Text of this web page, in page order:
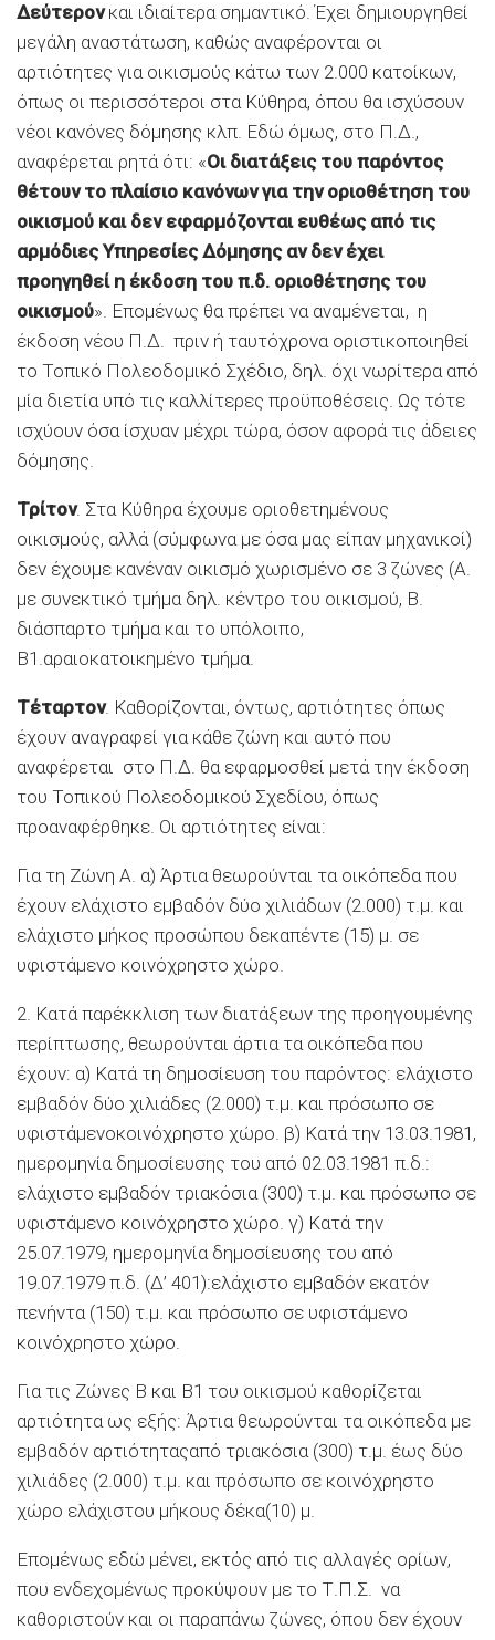
Δεύτερονκαι ιδιαίτερα σημαντικό. Έχει δημιουργηθεί
μεγάλη αναστάτωση, καθώς αναφέρονται οι
αρτιότητες για οικισμούς κάτω των 2.000 κατοίκων,
όπως οι περισσότεροι στα Κύθηρα, όπου θα ισχύσουν
νέοι κανόνες δόμησης κλπ. Εδώ όμως, στο Π.Δ.,
αναφέρεται ρητά ότι: «Οι διατάξεις του παρόντος
θέτουν το πλαίσιο κανόνων για την οριοθέτηση του
οικισμού και δεν εφαρμόζονται ευθέως από τις
αρμόδιες Υπηρεσίες Δόμησης αν δεν έχει
προηγηθεί η έκδοση του π.δ. οριοθέτησης του
οικισμού». Επομένως θα πρέπει να αναμένεται, η
έκδοση νέου Π.Δ. πριν ή ταυτόχρονα οριστικοποιηθεί
το Τοπικό Πολεοδομικό Σχέδιο, δηλ. όχι νωρίτερα από
μία διετία υπό τις καλλίτερες προϋποθέσεις. Ως τότε
ισχύουν όσα ίσχυαν μέχρι τώρα, όσον αφορά τις άδειες
δόμησης.
Τρίτον. Στα Κύθηρα έχουμε οριοθετημένους
οικισμούς, αλλά (σύμφωνα με όσα μας είπαν μηχανικοί)
δεν έχουμε κανέναν οικισμό χωρισμένο σε 3 ζώνες (Α.
με συνεκτικό τμήμα δηλ. κέντρο του οικισμού, Β.
διάσπαρτο τμήμα και το υπόλοιπο,
Β1.αραιοκατοικημένο τμήμα.
Τέταρτον. Καθορίζονται, όντως, αρτιότητες όπως
έχουν αναγραφεί για κάθε ζώνη και αυτό που
αναφέρεται στο Π.Δ. θα εφαρμοσθεί μετά την έκδοση
του Τοπικού Πολεοδομικού Σχεδίου, όπως
προαναφέρθηκε. Οι αρτιότητες είναι:
Για τη Ζώνη Α. α) Άρτια θεωρούνται τα οικόπεδα που
έχουν ελάχιστο εμβαδόν δύο χιλιάδων (2.000) τ.μ. και
ελάχιστο μήκος προσώπου δεκαπέντε (15) μ. σε
υφιστάμενο κοινόχρηστο χώρο.
2. Κατά παρέκκλιση των διατάξεων της προηγουμένης
περίπτωσης, θεωρούνται άρτια τα οικόπεδα που
έχουν: α) Κατά τη δημοσίευση του παρόντος: ελάχιστο
εμβαδόν δύο χιλιάδες (2.000) τ.μ. και πρόσωπο σε
υφιστάμενοκοινόχρηστο χώρο. β) Κατά την 13.03.1981,
ημερομηνία δημοσίευσης του από 02.03.1981 π.δ.:
ελάχιστο εμβαδόν τριακόσια (300) τ.μ. και πρόσωπο σε
υφιστάμενο κοινόχρηστο χώρο. γ) Κατά την
25.07.1979, ημερομηνία δημοσίευσης του από
19.07.1979 π.δ. (Δ’ 401):ελάχιστο εμβαδόν εκατόν
πενήντα (150) τ.μ. και πρόσωπο σε υφιστάμενο
κοινόχρηστο χώρο.
Για τις Ζώνες Β και Β1 του οικισμού καθορίζεται
αρτιότητα ως εξής: Άρτια θεωρούνται τα οικόπεδα με
εμβαδόν αρτιότηταςαπό τριακόσια (300) τ.μ. έως δύο
χιλιάδες (2.000) τ.μ. και πρόσωπο σε κοινόχρηστο
χώρο ελάχιστου μήκους δέκα(10) μ.
Επομένως εδώ μένει, εκτός από τις αλλαγές ορίων,
που ενδεχομένως προκύψουν με το Τ.Π.Σ. να
καθοριστούν και οι παραπάνω ζώνες, όπου δεν έχουν